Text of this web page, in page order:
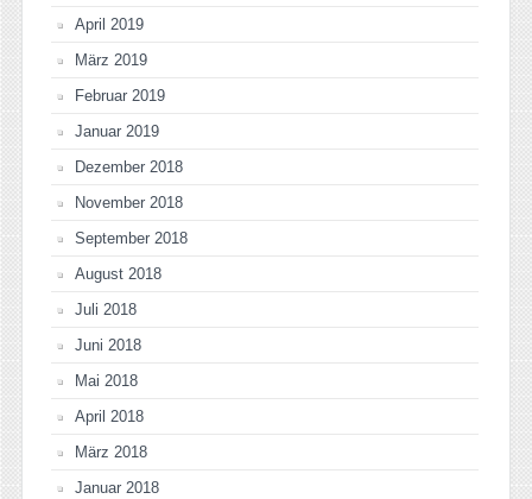
April 2019
März 2019
Februar 2019
Januar 2019
Dezember 2018
November 2018
September 2018
August 2018
Juli 2018
Juni 2018
Mai 2018
April 2018
März 2018
Januar 2018